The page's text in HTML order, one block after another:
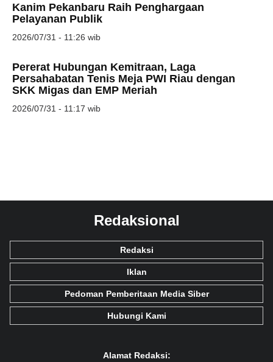
Kanim Pekanbaru Raih Penghargaan
Pelayanan Publik
2026/07/31 - 11:26 wib
Pererat Hubungan Kemitraan, Laga
Persahabatan Tenis Meja PWI Riau dengan
SKK Migas dan EMP Meriah
2026/07/31 - 11:17 wib
Redaksional
Redaksi
Iklan
Pedoman Pemberitaan Media Siber
Hubungi Kami
Alamat Redaksi: